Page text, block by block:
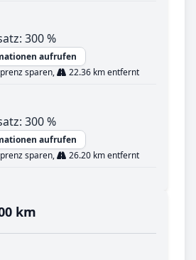
300 %
aufrufen
sparen,
22.36 km entfernt
300 %
aufrufen
sparen,
26.20 km entfernt
km